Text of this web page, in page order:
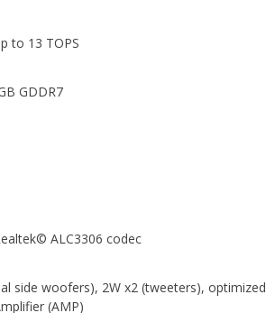
to 13 TOPS
GDDR7
ALC3306 codec
side woofers), 2W x2 (tweeters), optimized
(AMP)